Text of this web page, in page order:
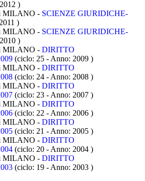
)
MILANO - SCIENZE GIURIDICHE-
)
MILANO - SCIENZE GIURIDICHE-
)
MILANO - DIRITTO
(ciclo: 25 - Anno: 2009 )
MILANO - DIRITTO
(ciclo: 24 - Anno: 2008 )
MILANO - DIRITTO
(ciclo: 23 - Anno: 2007 )
MILANO - DIRITTO
(ciclo: 22 - Anno: 2006 )
MILANO - DIRITTO
(ciclo: 21 - Anno: 2005 )
MILANO - DIRITTO
(ciclo: 20 - Anno: 2004 )
MILANO - DIRITTO
(ciclo: 19 - Anno: 2003 )